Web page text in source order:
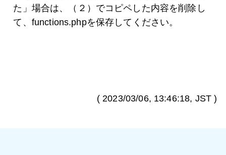
た」場合は、（２）でコピペした内容を削除し
て、functions.phpを保存してください。
( 2023/03/06, 13:46:18, JST )